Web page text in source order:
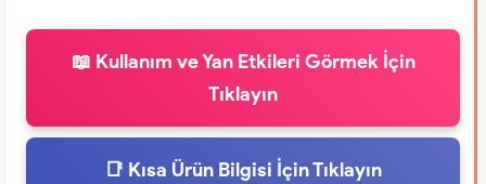
📖 Kullanım ve Yan Etkileri Görmek İçin
Tıklayın
📑 Kısa Ürün Bilgisi İçin Tıklayın